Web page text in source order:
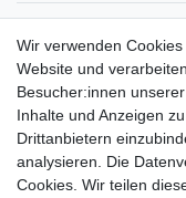
Rechtliche
Widerrufsrecht
Widerrufsformular
Wir verwenden
Website und
Besucher:innen
Inhalte und Anzeigen
Drittanbietern
analysieren. Die
Cookies. Wir teilen